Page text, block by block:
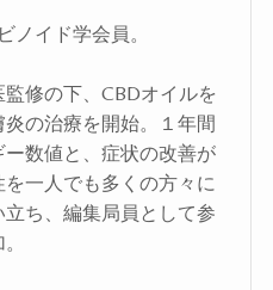
ノイド学会員。
修の下、CBDオイルを
の治療を開始。１年間
数値と、症状の改善が
一人でも多くの方々に
ち、編集局員として参